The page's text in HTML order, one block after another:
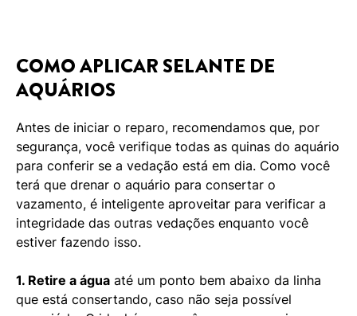
COMO APLICAR SELANTE DE
AQUÁRIOS
Antes de iniciar o reparo, recomendamos que, por
segurança, você verifique todas as quinas do aquário
para conferir se a vedação está em dia. Como você
terá que drenar o aquário para consertar o
vazamento, é inteligente aproveitar para verificar a
integridade das outras vedações enquanto você
estiver fazendo isso.
1. Retire a água até um ponto bem abaixo da linha
que está consertando, caso não seja possível